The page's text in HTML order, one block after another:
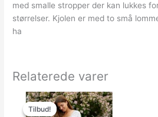
med smalle stropper der kan lukkes
størrelser. Kjolen er med to små
ha
Relaterede varer
Tilbud!
Tilbud!
Den
oprindelige
pris
Den
aktuelle
pris